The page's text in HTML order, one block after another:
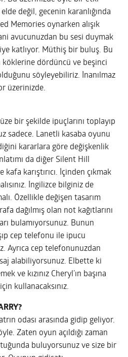
değil, gecenin karanlığında
Memories oynarken alışık
avucunuzdan bu sesi duymak
katlıyor. Müthiş bir buluş. Bu
dördüncü ve beşinci
söyleyebiliriz. İnanılmaz
üzerinizde.
bir şekilde ipuçlarını toplayıp
sadece. Lanetli kasaba oyunu
kararlara göre değişkenlik
da diğer Silent Hill
karıştırıcı. İçinden çıkmak
İngilizce bilginiz de
Özellikle değişen tasarım
dağılmış olan not kağıtlarını
bulamıyorsunuz. Bunun
cep telefonu ile ipucu
Ayrıca cep telefonunuzdan
alabiliyorsunuz. Elbette ki
ve kızınız Cheryl’ın başına
kullanacaksınız.
odası arasında gidip geliyor.
Zaten oyun açıldığı zaman
buluyorsunuz ve size bir